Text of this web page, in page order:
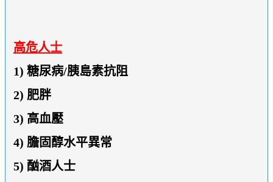
高危人士
1) 糖尿病/胰島素抗阻
2) 肥胖
3) 高血壓
4) 膽固醇水平異常
5) 酗酒人士